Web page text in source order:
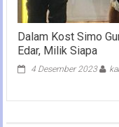
Dalam Kost Simo
Edar, Milik Siapa
4 Desember 2023